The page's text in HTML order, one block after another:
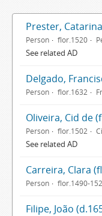
Prester,
Person flor.1520
See related AD
Delgado,
Person flor.1632
Oliveira, Cid de
Person flor.1502
See related AD
Carreira, Clara
Person flor.1490-
Filipe, João